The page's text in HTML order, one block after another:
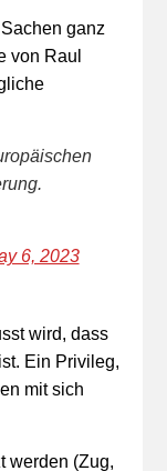
ganz
von Raul
6, 2023
wird, dass
Ein Privileg,
mit sich
werden (Zug,